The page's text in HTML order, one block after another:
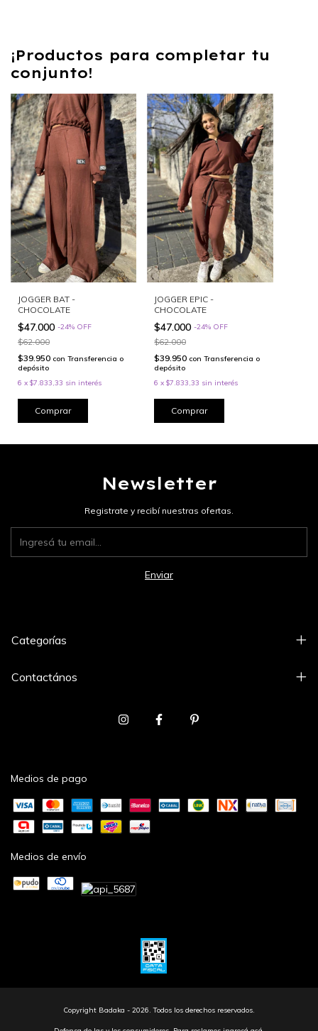
¡Productos para completar tu
conjunto!
JOGGER BAT -
CHOCOLATE
$47.000 -24% OFF
$62.000
$39.950 con Transferencia o
depósito
6 x $7.833,33 sin interés
Comprar
JOGGER EPIC -
CHOCOLATE
$47.000-24% OFF
$62.000
$39.950 con Transferencia o
depósito
6 x$7.833,33 sin interés
Comprar
Newsletter
Registrate y recibí nuestras ofertas.
Categorías
Contactános
Medios de pago
Medios de envío
Copyright Badaka - 2026. Todos los derechos reservados.